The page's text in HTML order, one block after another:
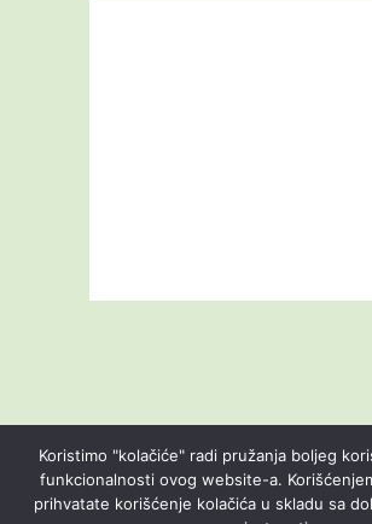
Livestream Blog O nama
Koristimo "kolačiće" radi pružanja boljeg
funkcionalnosti ovog website-a.
prihvatate korišćenje kolačića u skladu sa